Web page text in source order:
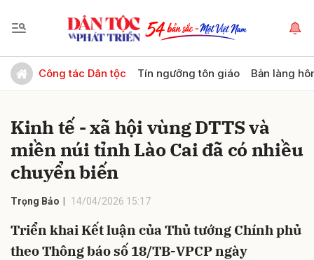
Công tác Dân tộc Tín ngưỡng tôn giáo Bản làng
Kinh tế - xã hội vùng DTTS và
miền núi tỉnh Lào Cai đã có nhiều
chuyển biến
Trọng Bảo 14/04/2026 15:17
Triển khai Kết luận của Thủ tướng Chính phủ
theo Thông báo số 18/TB-VPCP ngày
Gửi bình luận